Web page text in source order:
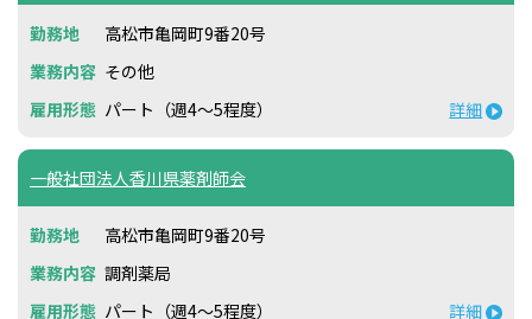
高松市亀岡町9番20号
その他
パート（週4～5程度）
詳細
一般社団法人香川県薬剤師会
高松市亀岡町9番20号
調剤薬局
パート（週4～5程度）
詳細